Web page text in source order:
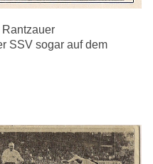
SSV sogar auf dem